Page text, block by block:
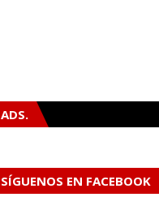
ADS.
SÍGUENOS EN FACEBOOK